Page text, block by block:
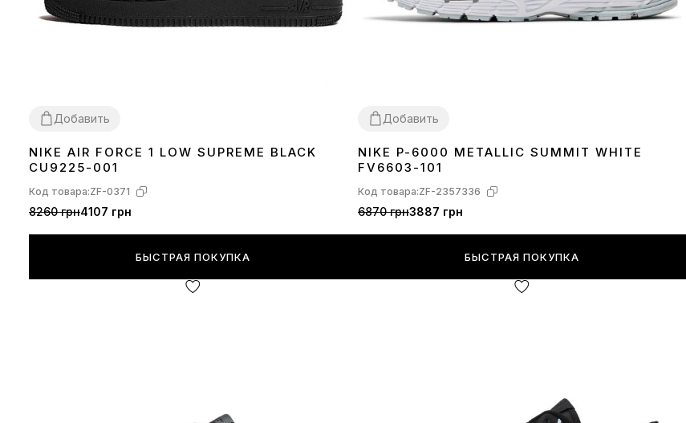
Добавить
3637 38 39 40414243 4445
NIKE AIR FORCE 1 LOW SUPREME BLACK
CU9225-001
Код товара:ZF-0371
8260 грн4107 грн
БЫСТРАЯ ПОКУПКА
Добавить
3637 38394041 4243 4445
NIKE P-6000 METALLIC SUMMIT WHITE
FV6603-101
Код товара:ZF-2357336
6870 грн3887 грн
БЫСТРАЯ ПОКУПКА